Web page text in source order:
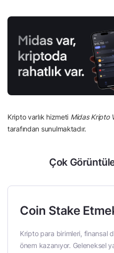
Kripto varlık hizmeti Midas Kripto
tarafından sunulmaktadır.
Çok
Coin Stake
Kripto para birimleri, finansal
önem kazanıyor. Geleneksel